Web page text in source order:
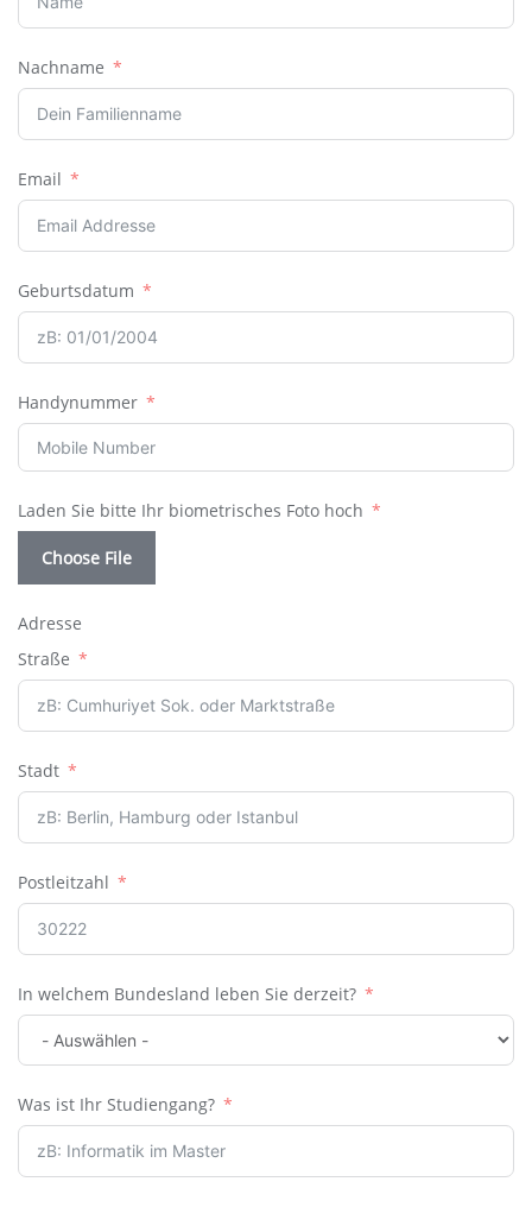
Nachname
Email
Geburtsdatum
Handynummer
Laden Sie bitte Ihr biometrisches Foto hoch
Choose File
Adresse
Straße
Stadt
Postleitzahl
In welchem Bundesland leben Sie derzeit?
Was ist Ihr Studiengang?